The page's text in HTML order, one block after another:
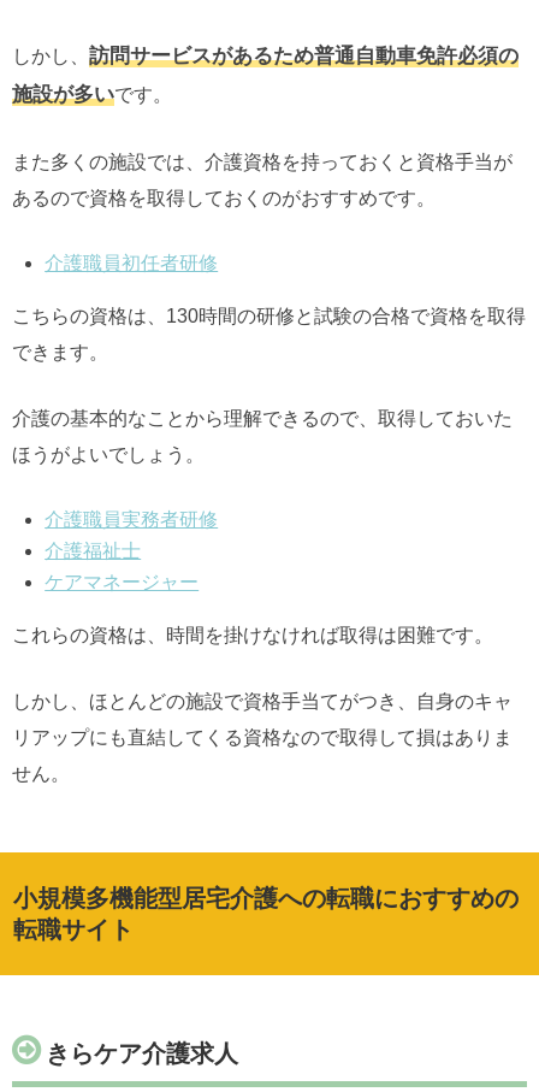
しかし、 訪問サービスがあるため普通自動車免許必須の
施設が多いです。
また多くの施設では、介護資格を持っておくと資格手当が
あるので資格を取得しておくのがおすすめです。
介護職員初任者研修
こちらの資格は、130時間の研修と試験の合格で資格を取得
できます。
介護の基本的なことから理解できるので、取得しておいた
ほうがよいでしょう。
介護職員実務者研修
介護福祉士
ケアマネージャー
これらの資格は、時間を掛けなければ取得は困難です。
しかし、ほとんどの施設で資格手当てがつき、自身のキャ
リアップにも直結してくる資格なので取得して損はありま
せん。
小規模多機能型居宅介護への転職におすすめの
転職サイト
きらケア介護求人